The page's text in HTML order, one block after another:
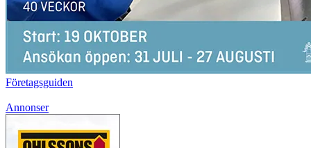
Företagsguiden
Annonser